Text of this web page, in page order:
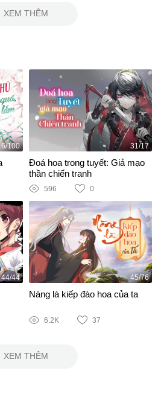
XEM THÊM
100 31/17
Đoá hoa trong tuyết: Giả mạo
thần chiến tranh
596 0
44/44 45/76
Nàng là kiếp đào hoa của ta
6.2K 37
XEM THÊM